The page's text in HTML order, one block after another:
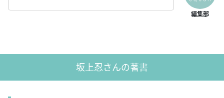
坂上忍さんの著書